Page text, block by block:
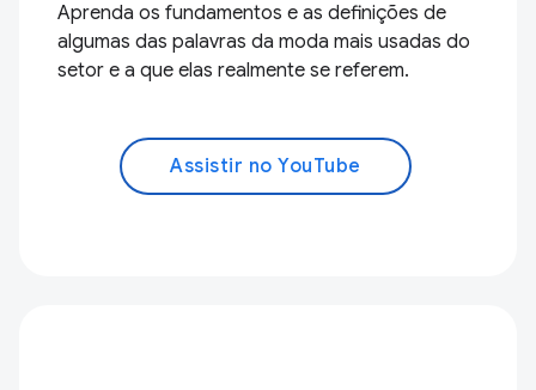
Aprenda os fundamentos e as definições de
algumas das palavras da moda mais usadas do
setor e a que elas realmente se referem.
Assistir no YouTube